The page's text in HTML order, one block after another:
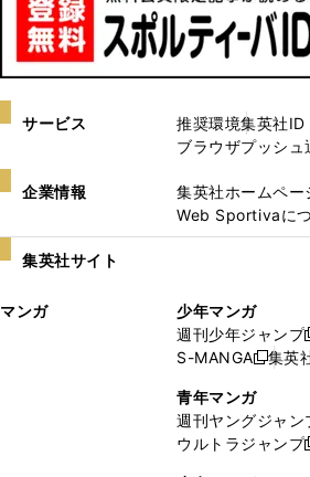
サービス 推奨環境集英社ID
ブラウザプッシュ
企業情報 集英社ホームペー
Web Sportivaに
集英社サイト
マンガ
少年マンガ
週刊少年ジャンプ
新
S-MANGA
新
い
ウ
ィ
集英
青年マンガ
週刊ヤングジャン
ウルトラジャンプ
新